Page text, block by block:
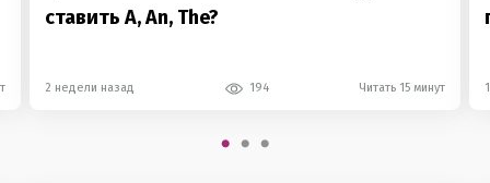
ставить A, An, The?
2 недели назад 194 Читать 15 минут